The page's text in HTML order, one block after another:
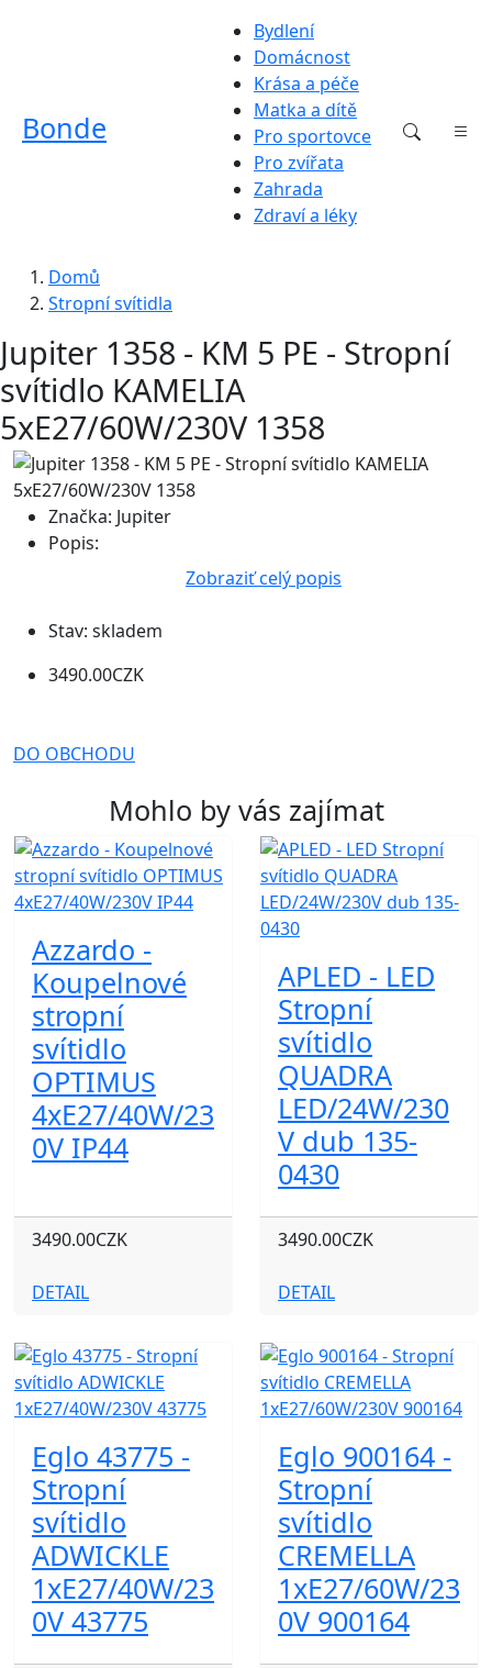
Bonde
Bydlení
Domácnost
Krása a péče
Matka a dítě
Pro sportovce
Pro zvířata
Zahrada
Zdraví a léky
Domů
Stropní svítidla
Jupiter 1358 - KM 5 PE - Stropní
svítidlo KAMELIA
5xE27/60W/230V 1358
Značka: Jupiter
Popis:
Zobraziť celý popis
Stav: skladem
3490.00CZK
DO OBCHODU
Mohlo by vás zajímat
Azzardo -
Koupelnové
stropní
svítidlo
OPTIMUS
4xE27/40W/23
0V IP44
3490.00CZK
DETAIL
APLED - LED
Stropní
svítidlo
QUADRA
LED/24W/230
V dub 135-
0430
3490.00CZK
DETAIL
Eglo 43775 -
Stropní
svítidlo
ADWICKLE
1xE27/40W/23
0V 43775
Eglo 900164 -
Stropní
svítidlo
CREMELLA
1xE27/60W/23
0V 900164